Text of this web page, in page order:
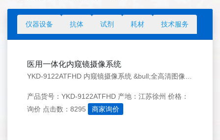
仪器设备 抗体 试剂 耗材 技术服务
医用一体化内窥镜摄像系统
产品货号：YKD-9122ATFHD 产地：江苏徐州 价格：
询价 点击数：8295 商家询价